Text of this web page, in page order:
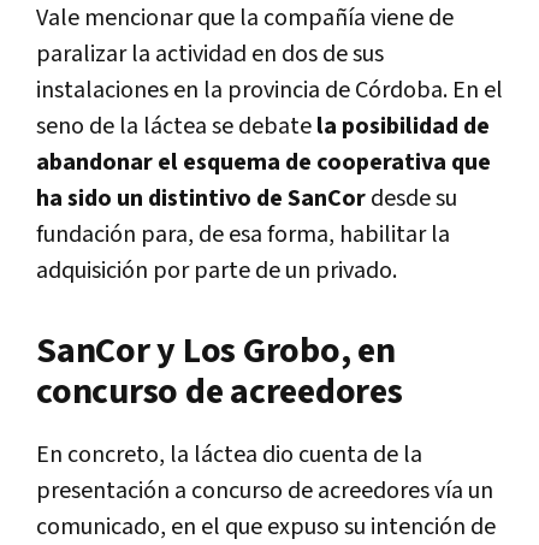
Vale mencionar que la compañía viene de
paralizar la actividad en dos de sus
instalaciones en la provincia de Córdoba. En el
seno de la láctea se debatela posibilidad de
abandonar el esquema de cooperativa que
ha sido un distintivo de SanCordesde su
fundación para, de esa forma, habilitar la
adquisición por parte de un privado.
SanCor y Los Grobo, en
concurso de acreedores
En concreto, la láctea dio cuenta de la
presentación a concurso de acreedores vía un
comunicado, en el que expuso su intención de